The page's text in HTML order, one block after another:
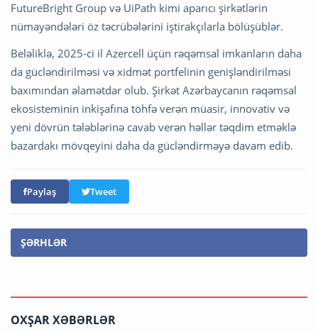
FutureBright Group və UiPath kimi aparıcı şirkətlərin
nümayəndələri öz təcrübələrini iştirakçılarla bölüşüblər.
Beləliklə, 2025-ci il Azercell üçün rəqəmsal imkanların daha
da gücləndirilməsi və xidmət portfelinin genişləndirilməsi
baxımından əlamətdar olub. Şirkət Azərbaycanın rəqəmsal
ekosisteminin inkişafına töhfə verən müasir, innovativ və
yeni dövrün tələblərinə cavab verən həllər təqdim etməklə
bazardakı mövqeyini daha da gücləndirməyə davam edib.
Paylaş Tweet
ŞƏRHLƏR
OXŞAR XƏBƏRLƏR